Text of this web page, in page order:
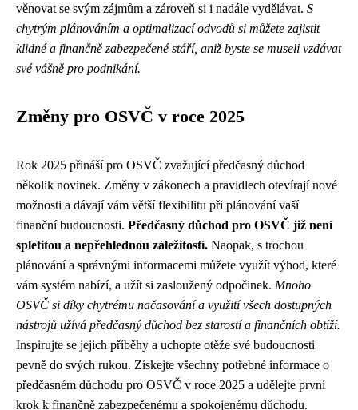
věnovat se svým zájmům a zároveň si i nadále vydělávat. S
chytrým plánováním a optimalizací odvodů si můžete zajistit
klidné a finančně zabezpečené stáří, aniž byste se museli vzdávat
své vášně pro podnikání.
Změny pro OSVČ v roce 2025
Rok 2025 přináší pro OSVČ zvažující předčasný důchod
několik novinek. Změny v zákonech a pravidlech otevírají nové
možnosti a dávají vám větší flexibilitu při plánování vaší
finanční budoucnosti. Předčasný důchod pro OSVČ již není
spletitou a nepřehlednou záležitostí. Naopak, s trochou
plánování a správnými informacemi můžete využít výhod, které
vám systém nabízí, a užít si zasloužený odpočinek. Mnoho
OSVČ si díky chytrému načasování a využití všech dostupných
nástrojů užívá předčasný důchod bez starostí a finančních obtíží.
Inspirujte se jejich příběhy a uchopte otěže své budoucnosti
pevně do svých rukou. Získejte všechny potřebné informace o
předčasném důchodu pro OSVČ v roce 2025 a udělejte první
krok k finančně zabezpečenému a spokojenému důchodu.